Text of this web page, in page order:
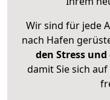
Wir sind für jede
nach Hafen
den Stress
damit Sie sich